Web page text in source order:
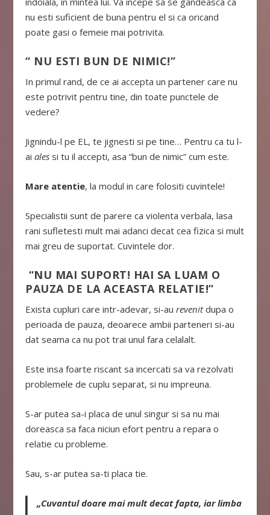
nu esti suficient de buna pentru el si ca oricand
poate gasi o femeie mai potrivita.
“ NU ESTI BUN DE NIMIC!”
In primul rand, de ce ai accepta un partener care nu
este potrivit pentru tine, din toate punctele de
vedere?
Jignindu-l pe EL, te jignesti si pe tine… Pentru ca tu l-
aiales si tu il accepti, asa “bun de nimic” cum este.
Mare atentie, la modul in care folositi cuvintele!
Specialistii sunt de parere ca violenta verbala, lasa
rani sufletesti mult mai adanci decat cea fizica si mult
mai greu de suportat. Cuvintele dor.
“NU MAI SUPORT! HAI SA LUAM O
PAUZA DE LA ACEASTA RELATIE!”
Exista cupluri care intr-adevar, si-aurevenitdupa o
perioada de pauza, deoarece ambii parteneri si-au
dat seama ca nu pot trai unul fara celalalt.
Este insa foarte riscant sa incercati sa va rezolvati
problemele de cuplu separat, si nu impreuna.
S-ar putea sa-i placa de unul singur si sa nu mai
doreasca sa faca niciun efort pentru a repara o
relatie cu probleme.
Sau, s-ar putea sa-ti placa tie.
„Cuvantul doare mai mult decat fapta, iar limba